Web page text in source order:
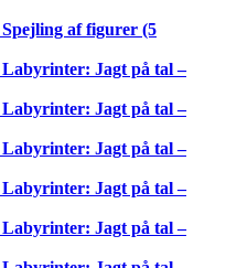
af figurer (5
Jagt på tal –
Jagt på tal –
Jagt på tal –
Jagt på tal –
Jagt på tal –